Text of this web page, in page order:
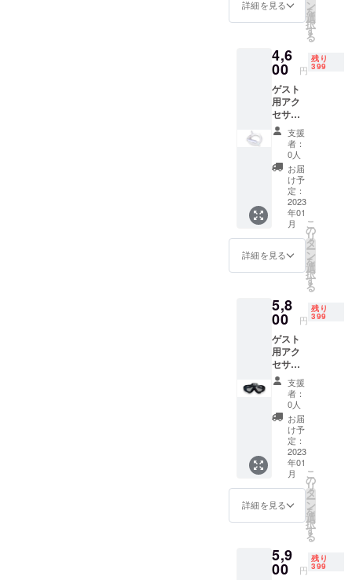
詳細を見る ン
を
選
択
す
る
4,6
00 円
残り
399
ゲスト
用アク
セサ
リー
2（水素
イヤホ
ン）
支援
者：
0人
お届
け予
定：
2023
年01
月
詳細を見る
こ
の
リ
タ
ー
ン
を
選
択
す
る
5,8
00 円
残り
399
ゲスト
用アク
セサ
リー
3（水素
ゴーグ
ル）
支援
者：
0人
お届
け予
定：
2023
年01
月
詳細を見る
こ
の
リ
タ
ー
ン
を
選
択
す
る
5,9
00 円
残り
399